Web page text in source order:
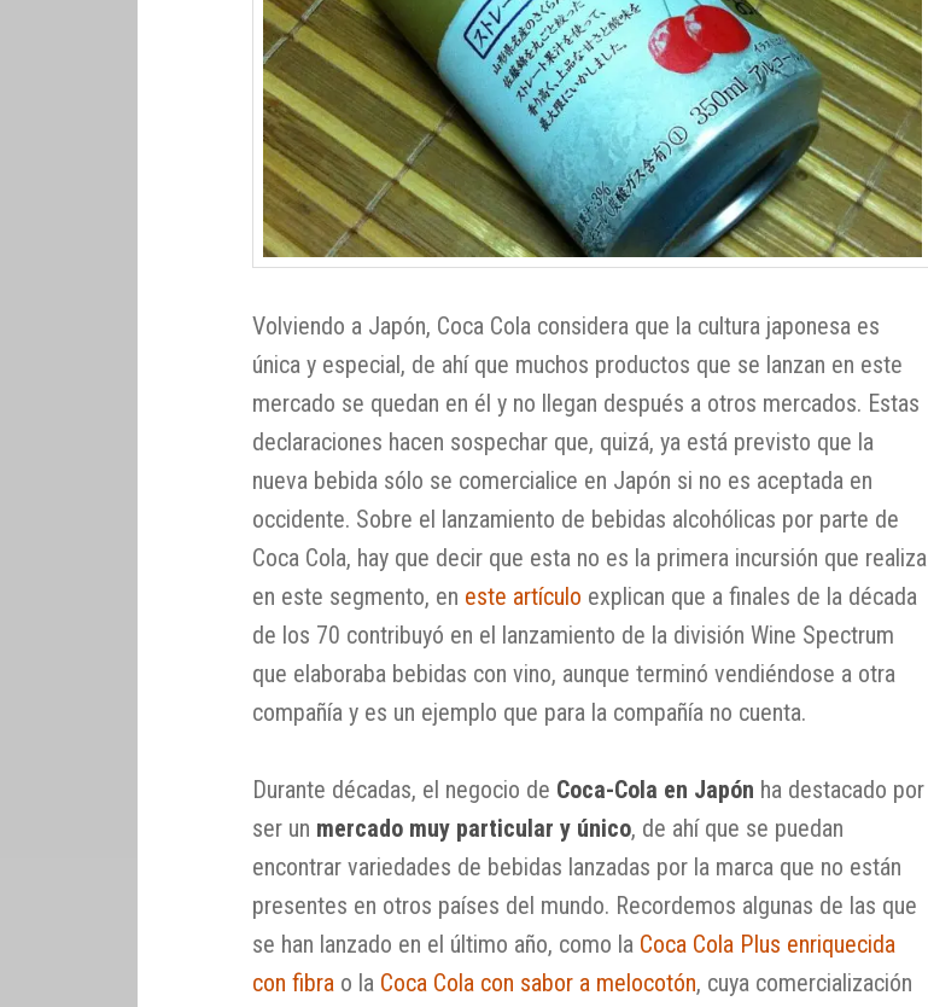
Volviendo a Japón, Coca Cola considera que la cultura japonesa es
única y especial, de ahí que muchos productos que se lanzan en este
mercado se quedan en él y no llegan después a otros mercados. Estas
declaraciones hacen sospechar que, quizá, ya está previsto que la
nueva bebida sólo se comercialice en Japón si no es aceptada en
occidente. Sobre el lanzamiento de bebidas alcohólicas por parte de
Coca Cola, hay que decir que esta no es la primera incursión que realiza
en este segmento, en este artículo explican que a finales de la década
de los 70 contribuyó en el lanzamiento de la división Wine Spectrum
que elaboraba bebidas con vino, aunque terminó vendiéndose a otra
compañía y es un ejemplo que para la compañía no cuenta.
Durante décadas, el negocio de Coca-Cola en Japón ha destacado por
ser un mercado muy particular y único, de ahí que se puedan
encontrar variedades de bebidas lanzadas por la marca que no están
presentes en otros países del mundo. Recordemos algunas de las que
se han lanzado en el último año, como la Coca Cola Plus enriquecida
con fibra o la Coca Cola con sabor a melocotón, cuya comercialización